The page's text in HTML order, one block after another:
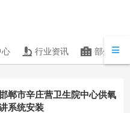
心 行业资讯 部分客户
郸市辛庄营卫生院中心供氧
系统安装